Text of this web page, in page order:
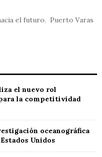
el futuro. Puerto Varas
el nuevo rol
la competitividad
oceanográfica
Unidos